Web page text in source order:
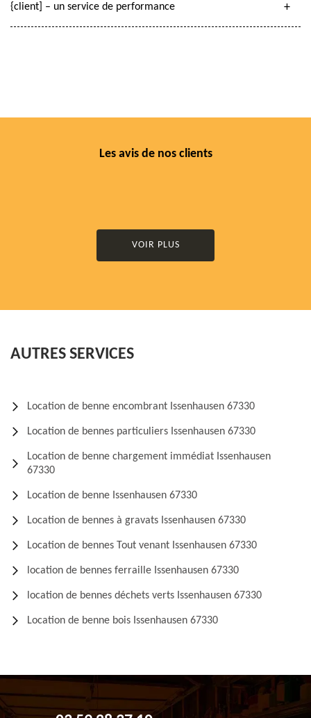
{client] – un service de performance
Les avis de nos clients
VOIR PLUS
AUTRES SERVICES
Location de benne encombrant Issenhausen 67330
Location de bennes particuliers Issenhausen 67330
Location de benne chargement immédiat Issenhausen
67330
Location de benne Issenhausen 67330
Location de bennes à gravats Issenhausen 67330
Location de bennes Tout venant Issenhausen 67330
location de bennes ferraille Issenhausen 67330
location de bennes déchets verts Issenhausen 67330
Location de benne bois Issenhausen 67330